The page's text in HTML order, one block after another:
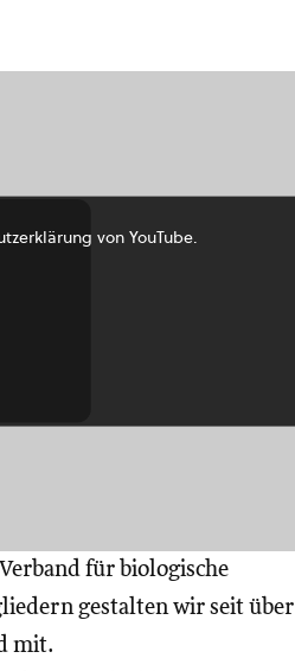
von YouTube.
für biologische
gestalten wir seit über
mit.